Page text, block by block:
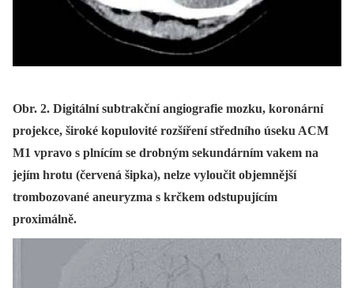
Obr. 2. Digitální subtrakční angiografie mozku, koronární
projekce, široké kopulovité rozšíření středního úseku ACM
M1 vpravo s plnícím se drobným sekundárním vakem na
jejím hrotu (červená šipka), nelze vyloučit objemnější
trombozované aneuryzma s krčkem odstupujícím
proximálně.